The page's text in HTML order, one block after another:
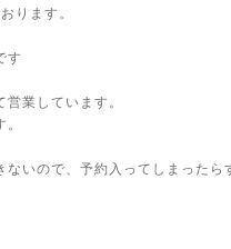
ります。
す
業しています。
いので、予約入ってしまったら